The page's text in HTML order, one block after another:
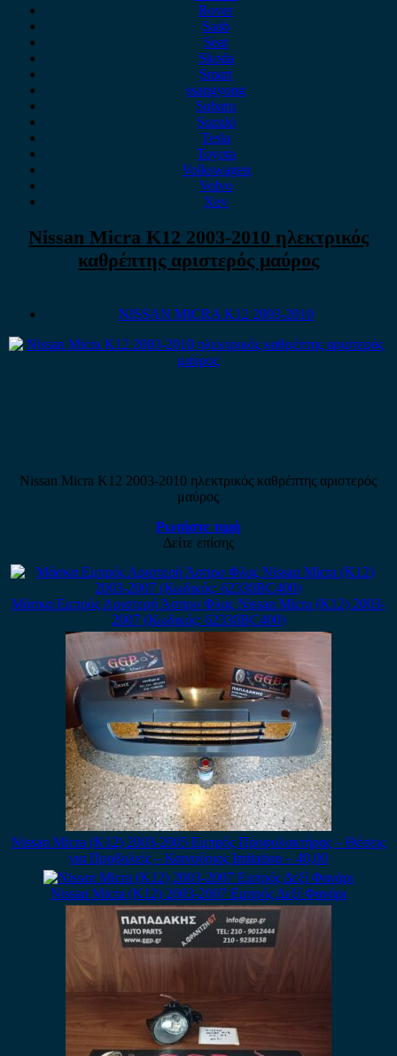
Rover
Saab
Seat
Skoda
Smart
ssangyong
Subaru
Suzuki
Tesla
Toyota
Volkswagen
Volvo
Xev
Nissan Micra K12 2003-2010 ηλεκτρικός
καθρέπτης αριστερός μαύρος
NISSAN MICRA K12 2003-2010
Nissan Micra K12 2003-2010 ηλεκτρικός καθρέπτης αριστερός
μαύρος
Ρωτήστε τιμή
Δείτε επίσης
Μάσκα Εμπρός Αριστερή Άσπρο Φλας Nissan Micra (K12) 2003-
2007 (Κωδικός: 62330BC400)
Nissan Micra (K12) 2003-2005 Εμπρός Προφυλακτήρας – Θέσεις
για Προβολείς – Καινούριος Imitation – 40,00
Nissan Micra (K12) 2003-2007 Εμπρός Δεξί Φανάρι